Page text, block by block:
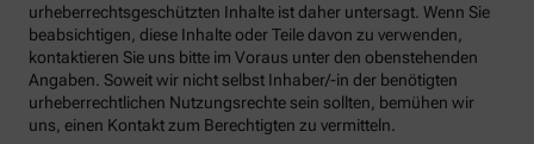
urheberrechtsgeschützten Inhalte ist daher untersagt. Wenn Sie
beabsichtigen, diese Inhalte oder Teile davon zu verwenden,
kontaktieren Sie uns bitte im Voraus unter den obenstehenden
Angaben. Soweit wir nicht selbst Inhaber/-in der benötigten
urheberrechtlichen Nutzungsrechte sein sollten, bemühen wir
uns, einen Kontakt zum Berechtigten zu vermitteln.